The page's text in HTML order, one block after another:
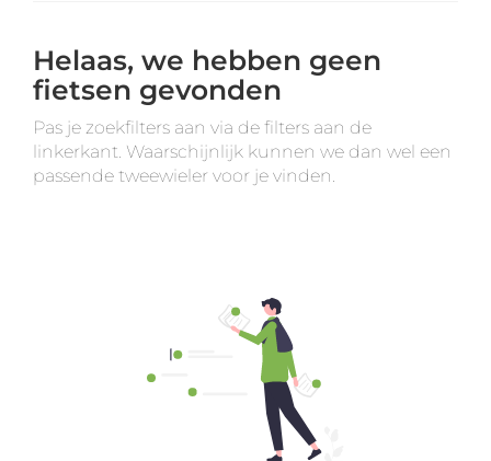
Helaas, we hebben geen
fietsen gevonden
Pas je zoekfilters aan via de filters aan de
linkerkant. Waarschijnlijk kunnen we dan wel een
passende tweewieler voor je vinden.